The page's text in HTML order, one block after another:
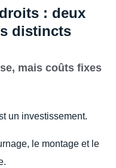
: deux
distincts
mais coûts fixes
un investissement.
le montage et le